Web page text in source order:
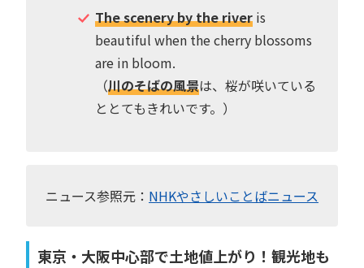
The scenery by the riveris
beautiful when the cherry blossoms
are in bloom.
（川のそばの風景は、桜が咲いている
ととてもきれいです。）
ニュース参照元： NHKやさしいことばニュース
東京・大阪中心部で土地値上がり！観光地も